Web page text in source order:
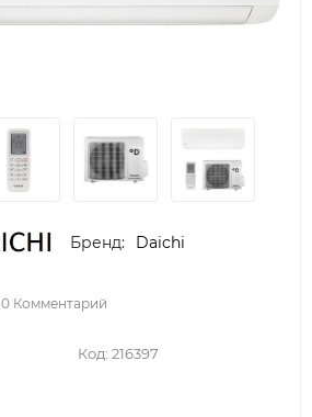
Бренд: Daichi
0 Комментарий
Код: 216397